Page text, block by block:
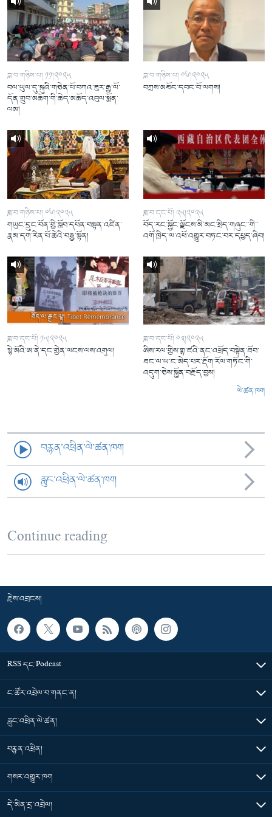
ཟླ་བ་གཉིས་པ། ༡༡།༢༠༢༥
བལ་ཡུལ་དུ་སྐུའི་གཅེན་པོ་བཀའ་ཟུར་རྒྱ་ལོ་
དོན་གྲུབ་མཆོག་གི་ཆེད་མཆོད་འབུལ་སྨོན་
ལམ།
ཟླ་བ་གཉིས་པ། ༠༦།༢༠༢༥
བཀྲས་མཐོང་དབང་བོ་ལགས།
ཟླ་བ་གཉིས་པ། ༠༦།༢༠༢༥
གཡུང་དྲུང་བོན་གྱི་སློབ་དཔོན་བསྟན་འཛིན་
རྣམ་དག་རིན་པོ་ཆེའི་བརྒྱ་སྟོན།
ཟླ་བ་དང་པོ། ༢༥།༢༠༢༥
བོད་རང་སྐྱོང་ལྗོངས་མི་མང་སྲིད་གཞུང་་གི་་
འགོ་ཁྲིད་ལ་འཕོ་འགྱུར་བཏང་བར་དཔྱད་ཞིབ།
ཟླ་བ་དང་པོ། ༡༥།༢༠༢༥
སྙེ་མོའི་ཨ་ནེ་དང་གྱེན་ལངས་ལས་འགུལ།
ཟླ་བ་དང་པོ། ༠༣།༢༠༢༥
ཨིས་རལ་གྱིས་གྷ་ཛའི་ནང་འཕྲོད་བསྟེན་ཐོབ་
ཐང་ལ་ཡ་ང་མེད་པར་རྡོག་རོལ་གཏོང་གི་
འདུག་ཅེས་སྐྱོན་བརྗོད་བྱས།
ལེ་ཚན་ཁག
བརྙན་འཕྲིན་ལེ་ཚན་ཁག
རླུང་འཕྲིན་ལེ་ཚན་ཁག
Continue reading
རྗེས་འབྲངས།
RSS དང་Podcast
ང་ཚོར་འབྲེལ་བ་གནང་ན།
རླུང་འཕྲིན་ལེ་ཚན།
བརྙན་འཕྲིན།
གསར་འགྱུར་ཁག
དེ་མིན་དྲ་འབྲེལ།